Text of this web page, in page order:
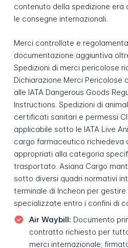
contenuto della spedizione
le consegne internazionali.
Merci controllate e
documentazione aggiuntiva
Spedizioni di merci pericolose
Dichiarazione Merci
alle IATA Dangerous Goods
Instructions. Spedizioni di
certificati sanitari e permessi
applicabile sotto le IATA Live
cargo farmaceutico
appropriati alla categoria
trasportato. Asiana Cargo
sotto diversi quadri normativi
terminale di Incheon per
specializzate entro i confini di
Air Waybill: Documento
contratto richiesto per
merci internazionale;